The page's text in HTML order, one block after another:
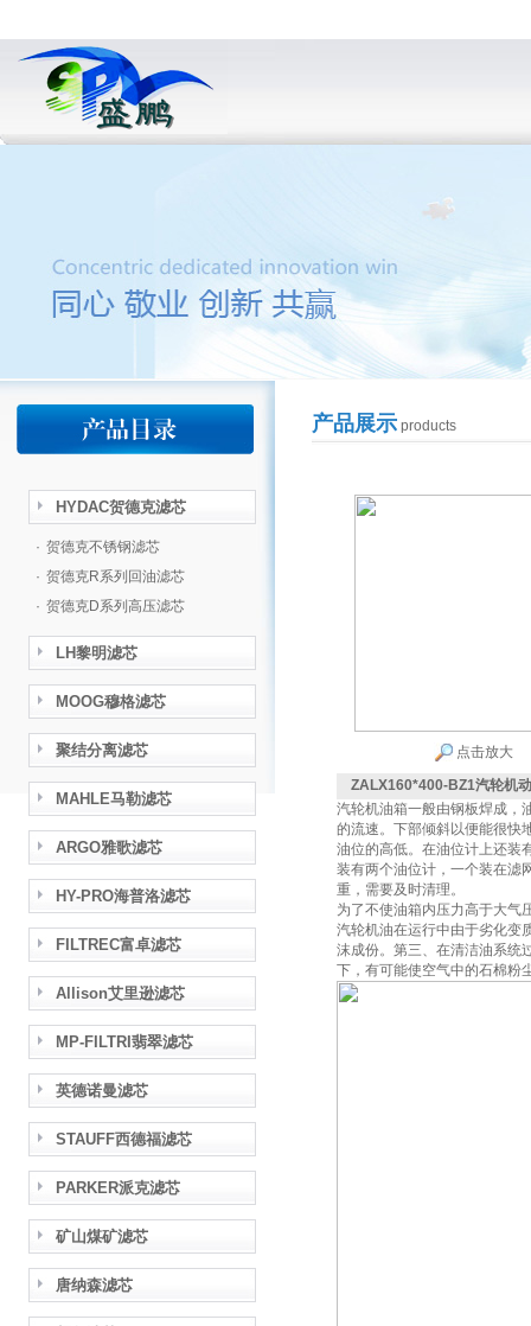
HYDAC贺德克滤芯
· 贺德克不锈钢滤芯
· 贺德克R系列回油滤芯
· 贺德克D系列高压滤芯
LH黎明滤芯
MOOG穆格滤芯
聚结分离滤芯
MAHLE马勒滤芯
ARGO雅歌滤芯
HY-PRO海普洛滤芯
FILTREC富卓滤芯
Allison艾里逊滤芯
MP-FILTRI翡翠滤芯
英德诺曼滤芯
STAUFF西德福滤芯
PARKER派克滤芯
矿山煤矿滤芯
唐纳森滤芯
产品展示products
点击放大
ZALX160*400-BZ1汽轮机
汽轮机油箱一般由钢板焊成，
的流速。下部倾斜以便能很快
油位的高低。在油位计上还装
装有两个油位计，一个装在滤
重，需要及时清理。
为了不使油箱内压力高于大气
汽轮机油在运行中由于劣化变
沫成份。第三、在清洁油系统
下，有可能使空气中的石棉粉